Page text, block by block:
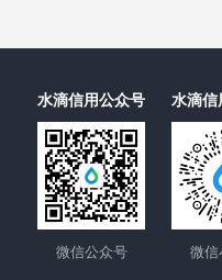
历史司法协助
水滴信用公众号
微信公众号
水滴信
微信